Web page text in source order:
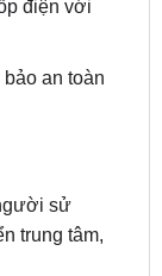
an toàn
trung tâm,